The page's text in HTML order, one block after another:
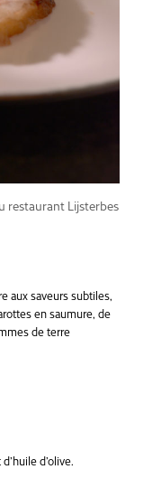
restaurant Lijsterbes
aux saveurs subtiles,
en saumure, de
de terre
d’olive.